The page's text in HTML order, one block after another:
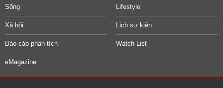
Sống Lifestyle
Xã hội Lịch sự kiện
Báo cáo phân tích Watch List
eMagazine